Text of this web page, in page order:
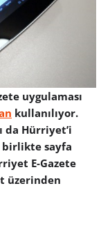
uygulaması
kullanılıyor.
da Hürriyet’i
sayfa
E-Gazete
üzerinden